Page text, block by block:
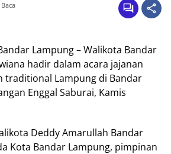
Lampung – Walikota Bandar
hadir dalam acara jajanan
traditional Lampung di Bandar
Enggal Saburai, Kamis
Deddy Amarullah Bandar
Kota Bandar Lampung, pimpinan